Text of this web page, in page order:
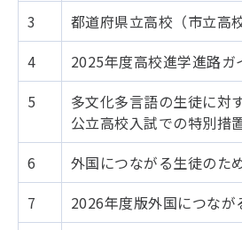
3
都道府県立高校（市立高
4
2025年度高校進学進路
5
多文化多言語の生徒に対
公立高校入試での特別措
6
外国につながる生徒のた
7
2026年度版外国につな